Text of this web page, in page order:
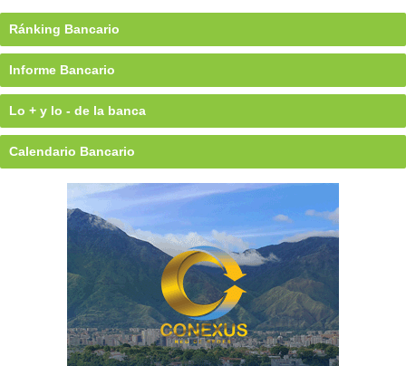
Ránking Bancario
Informe Bancario
Lo + y lo - de la banca
Calendario Bancario